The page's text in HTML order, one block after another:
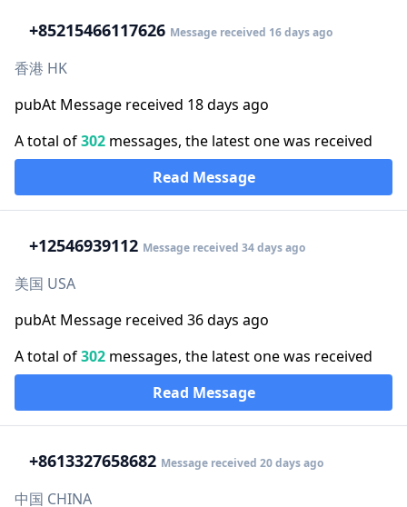
+85215466117626 Message received 16 days ago
香港 HK
pubAt Message received 18 days ago
A total of302 messages, the latest one was received
Read Message
+12546939112 Message received 34 days ago
美国 USA
pubAt Message received 36 days ago
A total of302 messages, the latest one was received
Read Message
+8613327658682 Message received 20 days ago
中国 CHINA